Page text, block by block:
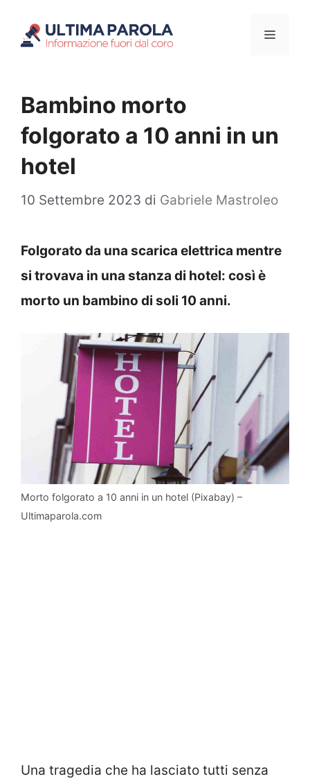
Menu
Bambino morto
folgorato a 10 anni in un
hotel
10 Settembre 2023 di Gabriele Mastroleo
Folgorato da una scarica elettrica mentre
si trovava in una stanza di hotel: così è
morto un bambino di soli 10 anni.
Morto folgorato a 10 anni in un hotel (Pixabay) –
Ultimaparola.com
Una tragedia che ha lasciato tutti senza